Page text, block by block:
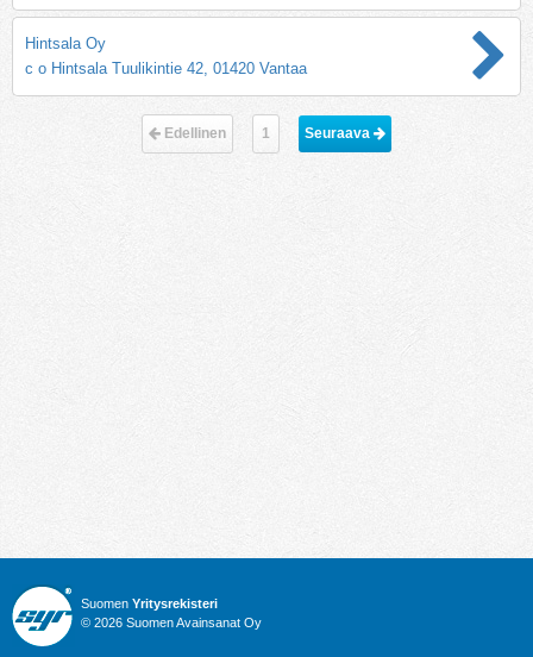
Hintsala Oy
c o Hintsala Tuulikintie 42, 01420 Vantaa
Edellinen 1 Seuraava
Suomen Yritysrekisteri
© 2026 Suomen Avainsanat Oy